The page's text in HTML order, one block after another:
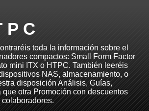
P C
toda la información sobre el
compactos: Small Form Factor
mini ITX o HTPC. También leeréis
NAS, almacenamiento, o
disposición Análisis, Guías,
otra Promoción con descuentos